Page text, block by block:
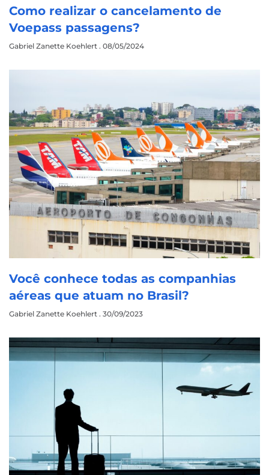
Como realizar o cancelamento de
Voepass passagens?
Gabriel Zanette Koehlert 08/05/2024
Você conhece todas as companhias
aéreas que atuam no Brasil?
Gabriel Zanette Koehlert 30/09/2023